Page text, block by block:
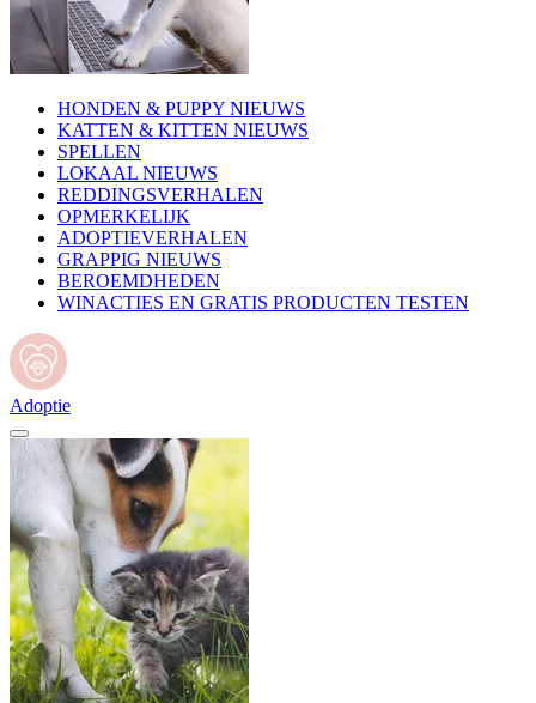
HONDEN & PUPPY NIEUWS
KATTEN & KITTEN NIEUWS
SPELLEN
LOKAAL NIEUWS
REDDINGSVERHALEN
OPMERKELIJK
ADOPTIEVERHALEN
GRAPPIG NIEUWS
BEROEMDHEDEN
WINACTIES EN GRATIS PRODUCTEN TESTEN
Adoptie